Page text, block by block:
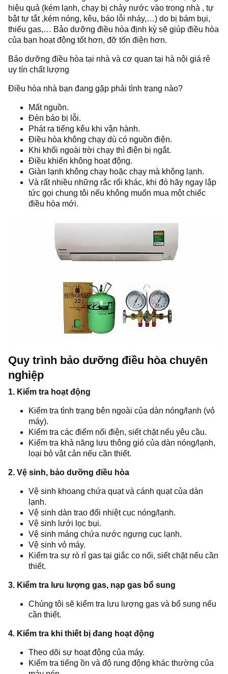
hiệu quả (kém lạnh, chạy bị chảy nước vào trong nhà , tự
bật tự tắt ,kém nóng, kêu, báo lỗi nháy,…) do bị bám bụi,
thiếu gas,… Bảo dưỡng điều hòa định kỳ sẽ giúp điều hòa
của bạn hoạt động tốt hơn, đỡ tốn điện hơn.
Bảo dưỡng điều hòa tại nhà và cơ quan tại hà nội giá rẻ
uy tín chất lượng
Điều hòa nhà bạn đang gặp phải tình trạng nào?
Mất nguồn.
Đèn báo bị lỗi.
Phát ra tiếng kêu khi vận hành.
Điều hòa không chạy dù có nguồn điện.
Khi khối ngoài trời chạy thì điện bị ngắt.
Điều khiển không hoạt động.
Giàn lạnh không chạy hoặc chạy mà không lạnh.
Và rất nhiều những rắc rối khác, khi đó hãy ngay lập
tức gọi chung tôi nếu không muốn mua một chiếc
điều hòa mới.
Quy trình bảo dưỡng điều hòa chuyên
nghiệp
1. Kiểm tra hoạt động
Kiểm tra tình trạng bên ngoài của dàn nóng/lạnh (vỏ
máy).
Kiểm tra các điểm nối điện, siết chặt nếu yêu cầu.
Kiểm tra khả năng lưu thông gió của dàn nóng/lạnh,
loại bỏ vật cản nếu cần thiết.
2. Vệ sinh, bảo dưỡng điều hòa
Vệ sinh khoang chứa quạt và cánh quạt của dàn
lạnh.
Vệ sinh dàn trao đổi nhiệt cục nóng/lạnh.
Vệ sinh lưới lọc bụi.
Vệ sinh máng chứa nước ngưng cục lạnh.
Vệ sinh vỏ máy.
Kiểm tra sự rò rỉ gas tại giắc co nối, siết chặt nếu cần
thiết.
3. Kiểm tra lưu lượng gas, nạp gas bổ sung
Chúng tôi sẽ kiểm tra lưu lượng gas và bổ sung nếu
cần thiết.
4. Kiểm tra khi thiết bị đang hoạt động
Theo dõi sự hoạt động của máy.
Kiểm tra tiếng ồn và độ rung động khác thường của